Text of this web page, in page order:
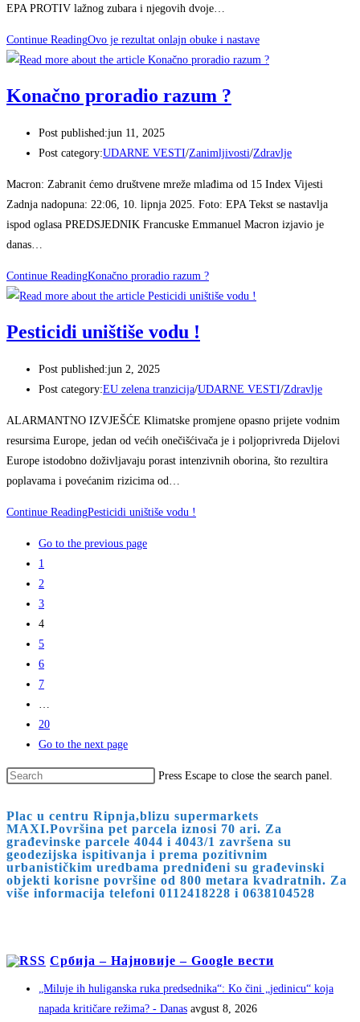
EPA PROTIV lažnog zubara i njegovih dvoje…
Continue ReadingOvo je rezultat onlajn obuke i nastave
Konačno proradio razum ?
Post published:jun 11, 2025
Post category:UDARNE VESTI/Zanimljivosti/Zdravlje
Macron: Zabranit ćemo društvene mreže mlađima od 15 Index Vijesti
Zadnja nadopuna: 22:06, 10. lipnja 2025. Foto: EPA Tekst se nastavlja
ispod oglasa PREDSJEDNIK Francuske Emmanuel Macron izjavio je
danas…
Continue ReadingKonačno proradio razum ?
Pesticidi uništiše vodu !
Post published:jun 2, 2025
Post category:EU zelena tranzicija/UDARNE VESTI/Zdravlje
ALARMANTNO IZVJEŠĆE Klimatske promjene opasno prijete vodnim
resursima Europe, jedan od većih onečišćivača je i poljoprivreda Dijelovi
Europe istodobno doživljavaju porast intenzivnih oborina, što rezultira
poplavama i povećanim rizicima od…
Continue ReadingPesticidi uništiše vodu !
Go to the previous page
1
2
3
4
5
6
7
20
Go to the next page
Press Escape to close the search panel.
Plac u centru Ripnja,blizu supermarkets
MAXI.Površina pet parcela iznosi 70 ari. Za
građevinske parcele 4044 i 4043/1 završena su
geodezijska ispitivanja i prema pozitivnim
urbanističkim uredbama predniđeni su građevinski
objekti korisne površine od 800 metara kvadratnih. Za
više informacija telefoni 0112418228 i 0638104528
Србија – Најновије – Google вести
„Miluje ih huliganska ruka predsednika“: Ko čini „jedinicu“ koja
napada kritičare režima? - Danas avgust 8, 2026